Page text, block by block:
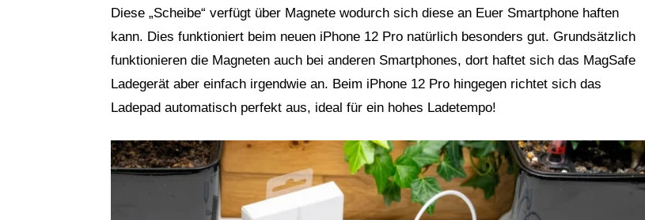
Diese „Scheibe“ verfügt über Magnete wodurch sich diese an Euer Smartphone haften
kann. Dies funktioniert beim neuen iPhone 12 Pro natürlich besonders gut. Grundsätzlich
funktionieren die Magneten auch bei anderen Smartphones, dort haftet sich das MagSafe
Ladegerät aber einfach irgendwie an. Beim iPhone 12 Pro hingegen richtet sich das
Ladepad automatisch perfekt aus, ideal für ein hohes Ladetempo!